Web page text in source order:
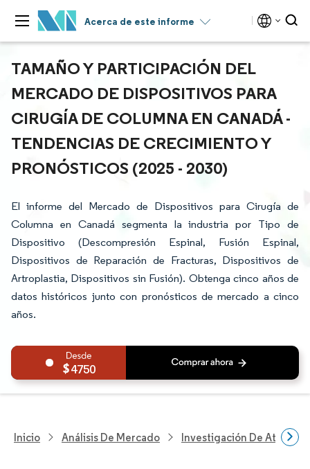
Acerca de este informe
TAMAÑO Y PARTICIPACIÓN DEL
MERCADO DE DISPOSITIVOS PARA
CIRUGÍA DE COLUMNA EN CANADÁ -
TENDENCIAS DE CRECIMIENTO Y
PRONÓSTICOS (2025 - 2030)
El informe del Mercado de Dispositivos para Cirugía de
Columna en Canadá segmenta la industria por Tipo de
Dispositivo (Descompresión Espinal, Fusión Espinal,
Dispositivos de Reparación de Fracturas, Dispositivos de
Artroplastia, Dispositivos sin Fusión). Obtenga cinco años de
datos históricos junto con pronósticos de mercado a cinco
años.
4750
Inicio Análisis De Mercado Investigación De